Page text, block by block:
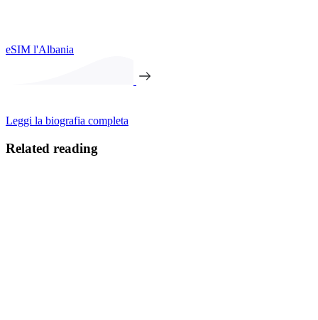
eSIM l'Albania
Leggi la biografia completa
Related reading